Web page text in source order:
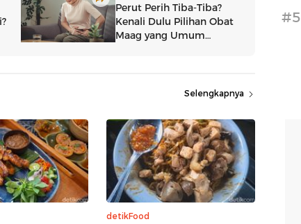
Selengkapnya
detikFood
#5